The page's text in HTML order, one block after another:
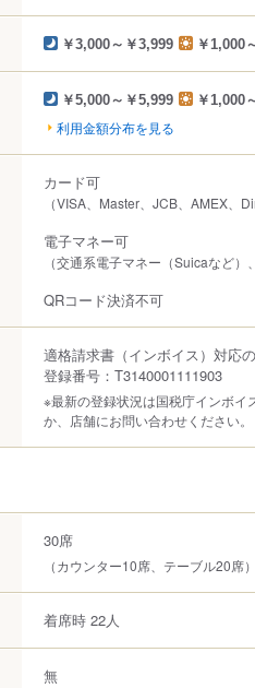
￥3,000～￥3,999 ￥1,000
￥5,000～￥5,999 ￥1,000
利用金額分布を見る
カード可
（VISA、Master、JCB、AMEX、
電子マネー可
（交通系電子マネー（Suicaなど）
QRコード決済不可
適格請求書（インボイス）対応
登録番号：T3140001111903
※最新の登録状況は国税庁インボイ
か、店舗にお問い合わせください。
30席
（カウンター10席、テーブル20席）
着席時 22人
無